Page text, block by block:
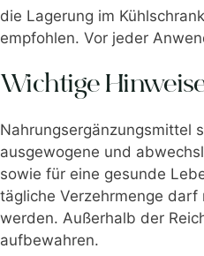
die Lagerung im
empfohlen. Vor jeder
Wichtige
Nahrungsergänzungsmittel
ausgewogene und
sowie für eine gesunde
tägliche Verzehrmenge
werden. Außerhalb der
aufbewahren.